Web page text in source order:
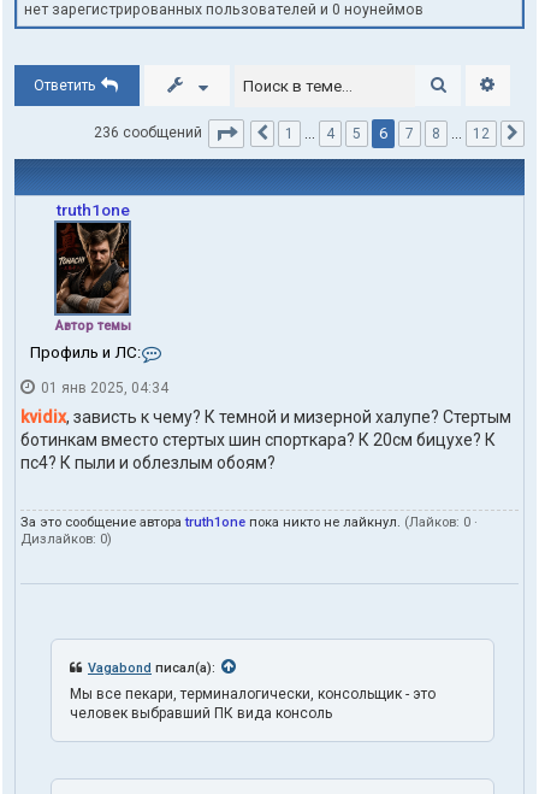
нет зарегистрированных пользователей и 0 ноунеймов
Ответить Поиск
236 сообщений Страница из 12
Пред.
1 … 4 5 6 7 8 … 12
truth1one
Автор темы
Профиль и ЛС:
н
т
а
к
т
п
о
з
а
л
я
t
u
01 янв 2025, 04:34
kvidix, зависть к чему? К темной и мизерной халупе? Стертым
ботинкам вместо стертых шин спорткара? К 20см бицухе? К
пс4? К пыли и облезлым обоям?
За это сообщение автораtruth1one пока никто не лайкнул. (Лайков: 0 ·
Дизлайков: 0)
Vagabond писал(а):
Мы все пекари, терминалогически, консольщик - это
человек выбравший ПК вида консоль